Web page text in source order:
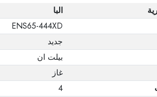
البا
ENS65-444XD
جديد
بيلت ان
غاز
4